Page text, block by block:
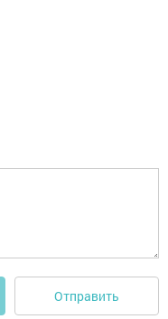
Отправить